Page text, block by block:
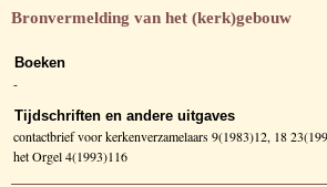
Bronvermelding van het (kerk)gebouw
Boeken
-
Tijdschriften en andere uitgaves
contactbrief voor kerkenverzamelaars 9(1983)12, 18
het Orgel 4(1993)116